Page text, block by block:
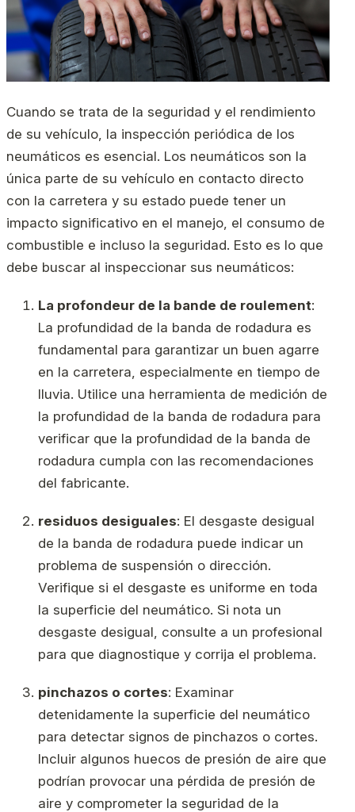
Cuando se trata de la seguridad y el rendimiento
de su vehículo, la inspección periódica de los
neumáticos es esencial. Los neumáticos son la
única parte de su vehículo en contacto directo
con la carretera y su estado puede tener un
impacto significativo en el manejo, el consumo de
combustible e incluso la seguridad. Esto es lo que
debe buscar al inspeccionar sus neumáticos:
La profondeur de la bande de roulement:
La profundidad de la banda de rodadura es
fundamental para garantizar un buen agarre
en la carretera, especialmente en tiempo de
lluvia. Utilice una herramienta de medición de
la profundidad de la banda de rodadura para
verificar que la profundidad de la banda de
rodadura cumpla con las recomendaciones
del fabricante.
residuos desiguales: El desgaste desigual
de la banda de rodadura puede indicar un
problema de suspensión o dirección.
Verifique si el desgaste es uniforme en toda
la superficie del neumático. Si nota un
desgaste desigual, consulte a un profesional
para que diagnostique y corrija el problema.
pinchazos o cortes: Examinar
detenidamente la superficie del neumático
para detectar signos de pinchazos o cortes.
Incluir algunos huecos de presión de aire que
podrían provocar una pérdida de presión de
aire y comprometer la seguridad de la